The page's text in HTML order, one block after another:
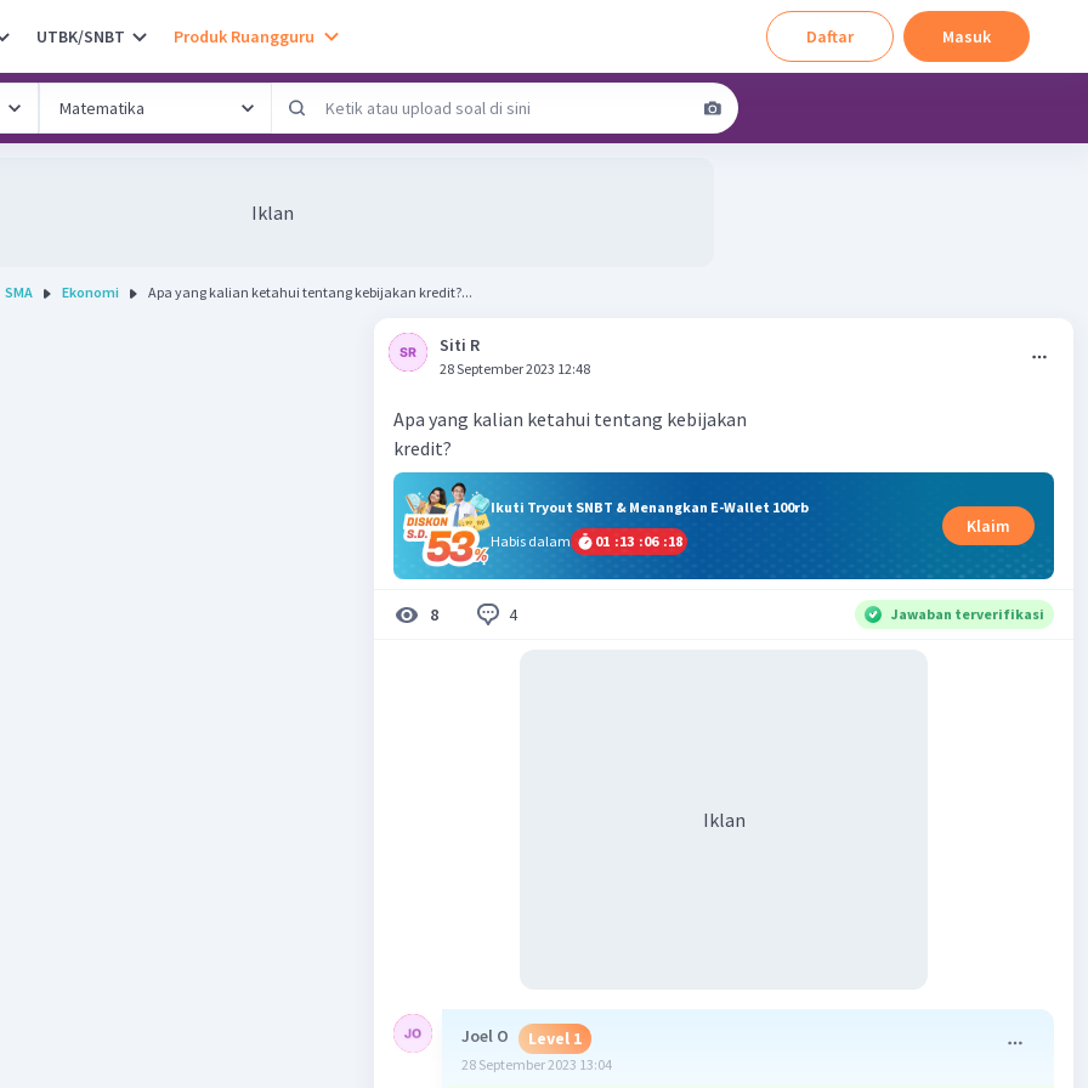
UTBK/SNBT Produk Ruangguru Daftar Masuk
Iklan
SMA Ekonomi Apa yang kalian ketahui tentang kebijakan kredit?...
Siti R
28 September 2023 12:48
Apa yang kalian ketahui tentang kebijakan
kredit?
Ikuti Tryout SNBT & Menangkan E-Wallet 100rb
Habis dalam
01 :13 :06 :18
Klaim
8 4 Jawaban terverifikasi
Iklan
Joel O Level 1
28 September 2023 13:04